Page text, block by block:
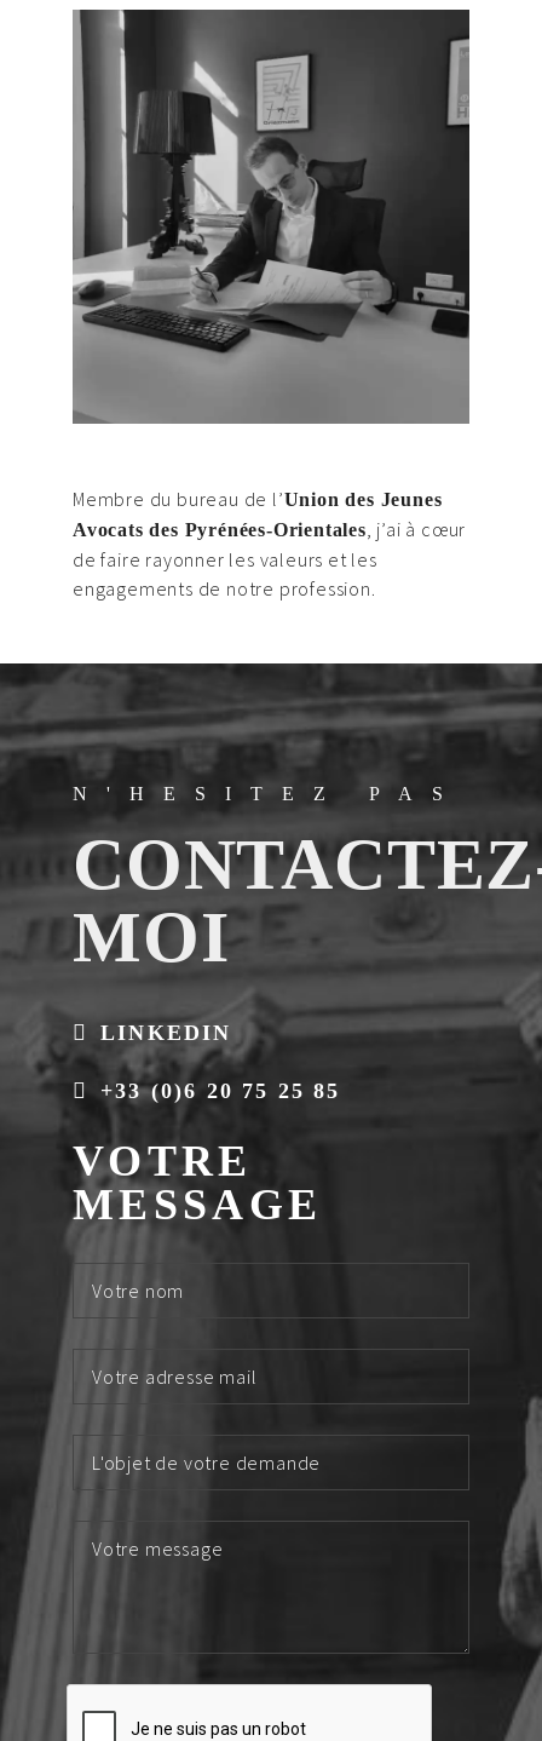
Membre du bureau de l’Union des Jeunes
Avocats des Pyrénées-Orientales , j’ai à cœur
de faire rayonner les valeurs et les
engagements de notre profession.
N'HESITEZ PAS
MOI
LINKEDIN
+33 (0)6 20 75 25 85
VOTRE
MESSAGE